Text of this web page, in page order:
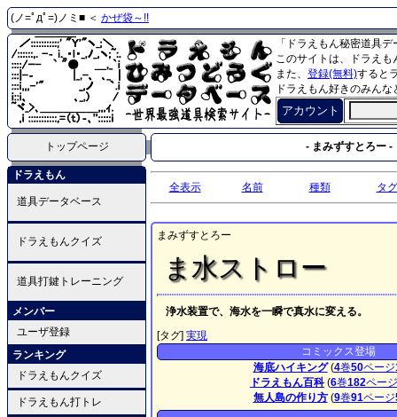
(ノ=ﾟдﾟ=)ノミ■ ＜ かぜ袋～!!
「ドラえもん秘密道具
このサイトは、ドラえ
また、 登録(無料)すると
ドラえもん好きのみん
アカウント
トップページ - まみずすとろー -
ドラえもん
道具データベース
ドラえもんクイズ
道具打鍵トレーニング
メンバー
ユーザ登録
ランキング
ドラえもんクイズ
ドラえもん打トレ
全表示 名前 種類 タグ
まみずすとろー
ま水ストロー
浄水装置で、海水を一瞬で真水に変える。
[タグ] 実現
コミックス登場
海底ハイキング(4巻50ページ
ドラえもん百科(6巻182ページ
無人島の作り方(9巻91ページ